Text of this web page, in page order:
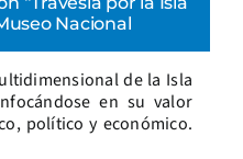
Nacional
de la Isla
en su valor
político y económico.